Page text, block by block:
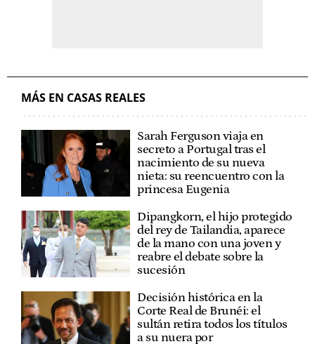
MÁS EN CASAS REALES
Sarah Ferguson viaja en
secreto a Portugal tras el
nacimiento de su nueva
nieta: su reencuentro con la
princesa Eugenia
Dipangkorn, el hijo protegido
del rey de Tailandia, aparece
de la mano con una joven y
reabre el debate sobre la
sucesión
Decisión histórica en la
Corte Real de Brunéi: el
sultán retira todos los títulos
a su nuera por